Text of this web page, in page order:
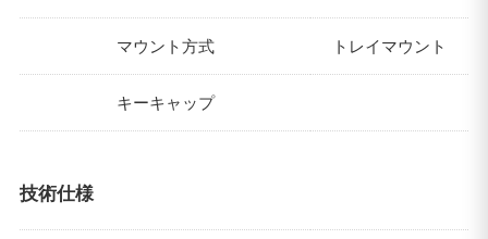
マウント方式 トレイマウント
キーキャップ
技術仕様